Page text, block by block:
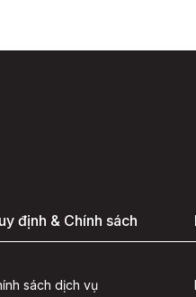
định & Chính sách
sách dịch vụ